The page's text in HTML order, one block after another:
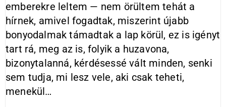
emberekre leltem — nem örültem tehát a
hírnek, amivel fogadtak, miszerint újabb
bonyodalmak támadtak a lap körül, ez is igényt
tart rá, meg az is, folyik a huzavona,
bizonytalanná, kérdésessé vált minden, senki
sem tudja, mi lesz vele, aki csak teheti,
menekül…